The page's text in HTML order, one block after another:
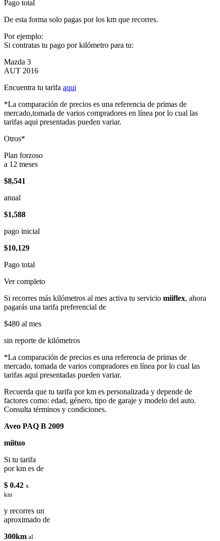
Pago total
De esta forma solo pagas por los km que recorres.
Por ejemplo:
Si contratas tu pago por kilómetro para tu:
Mazda 3
AUT 2016
Encuentra tu tarifa aqui
*La comparación de precios es una referencia de primas de
mercado,tomada de varios compradores en línea por lo cual las
tarifas aqui presentadas pueden variar.
Otros*
Plan forzoso
a 12 meses
$8,541
anual
$1,588
pago inicial
$10,129
Pago total
Ver completo
Si recorres más kilómetros al mes activa tu servicio miiflex, ahora
pagarás una tarifa preferencial de
$480 al mes
sin reporte de kilómetros
*La comparación de precios es una referencia de primas de
mercado, tomada de varios compradores en línea por lo cual las
tarifas aqui presentadas pueden variar.
Recuerda que tu tarifa por km es personalizada y depende de
factores como: edad, género, tipo de garaje y modelo del auto.
Consulta términos y condiciones.
Aveo PAQ B 2009
miituo
Si tu tarifa
por km es de
$ 0.42 x
km
y recorres un
aproximado de
300km al